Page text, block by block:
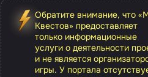
Обратите внимание, что
Квестов» предоставляет
только информационные
услуги о деятельности
и не является
игры. У портала